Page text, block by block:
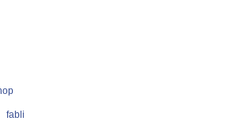
fabli